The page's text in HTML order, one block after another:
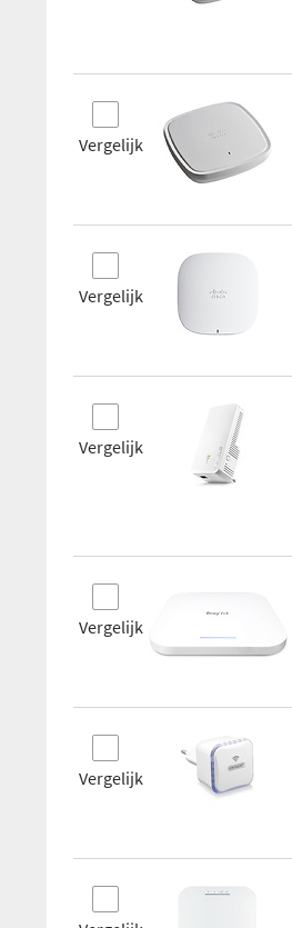
Vergelijk
Vergelijk
Vergelijk
Vergelijk
Vergelijk